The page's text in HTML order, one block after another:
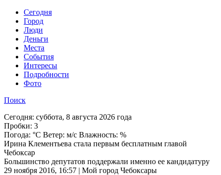
Cегодня
Город
Люди
Деньги
Места
События
Интересы
Подробности
Фото
Поиск
Сегодня: суббота, 8 августа 2026 года
Пробки: 3
Погода: °C Ветер: м/с Влажность: %
Ирина Клементьева стала первым бесплатным главой
Чебоксар
Большинство депутатов поддержали именно ее кандидатуру
29 ноября 2016, 16:57 | Мой город Чебоксары